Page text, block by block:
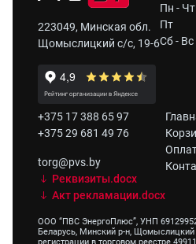
223049, Минская обл.
Щомыслицкий с/с, 19-6
Пн - Чт
Пт
Сб - Вс
+375 17 388 65 97
+375 29 681 49 76
torg@pvs.by
Реквизиты.docx
Акт рекламации.docx
ООО “ПВС ЭнергоПлюс”, УНП
Беларусь, Минский р-н,
регистрации в торговом реестре